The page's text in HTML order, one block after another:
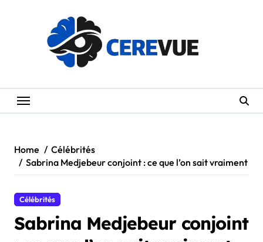
Home
Célébrités
Sabrina Medjebeur conjoint : ce que l’on sait vraiment
Célébrités
Sabrina Medjebeur conjoint